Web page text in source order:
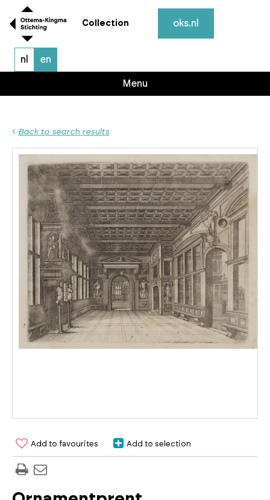
Collection oks.nl
nl en
Menu
Back to search results
Add to favourites Add to selection